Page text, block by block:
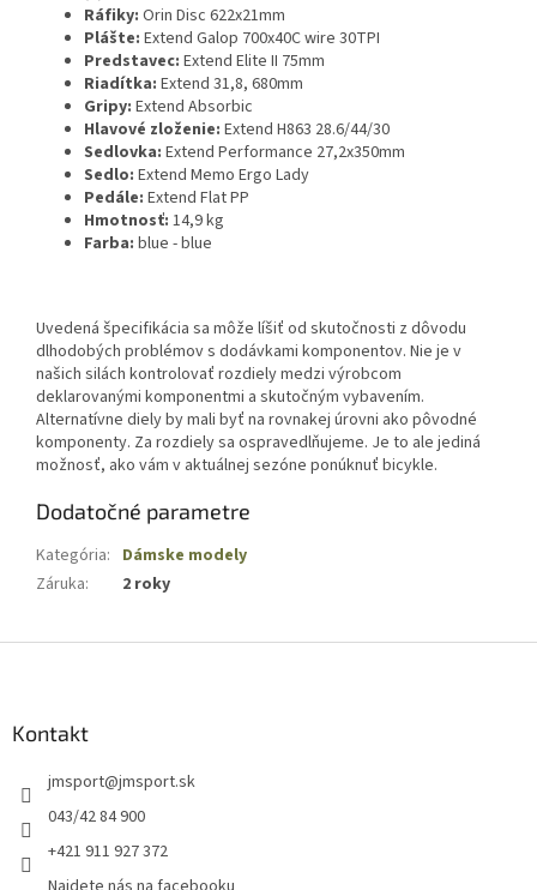
Ráfiky: Orin Disc 622x21mm
Plášte: Extend Galop 700x40C wire 30TPI
Predstavec: Extend Elite II 75mm
Riadítka: Extend 31,8, 680mm
Gripy: Extend Absorbic
Hlavové zloženie: Extend H863 28.6/44/30
Sedlovka: Extend Performance 27,2x350mm
Sedlo: Extend Memo Ergo Lady
Pedále: Extend Flat PP
Hmotnosť: 14,9 kg
Farba: blue - blue
Uvedená špecifikácia sa môže líšiť od skutočnosti z dôvodu
dlhodobých problémov s dodávkami komponentov. Nie je v
našich silách kontrolovať rozdiely medzi výrobcom
deklarovanými komponentmi a skutočným vybavením.
Alternatívne diely by mali byť na rovnakej úrovni ako pôvodné
komponenty. Za rozdiely sa ospravedlňujeme. Je to ale jediná
možnosť, ako vám v aktuálnej sezóne ponúknuť bicykle.
Dodatočné parametre
Kategória: Dámske modely
Záruka: 2 roky
Kontakt
jmsport@jmsport.sk
043/42 84 900
+421 911 927 372